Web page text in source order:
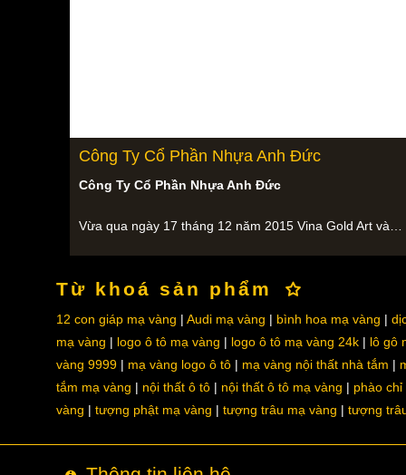
Công Ty Cổ Phần Nhựa Anh Đức
Công Ty Cổ Phần Nhựa Anh Đức
Vừa qua ngày 17 tháng 12 năm 2015 Vina Gold Art và…
Từ khoá sản phẩm
12 con giáp mạ vàng Audi mạ vàng bình hoa mạ vàng
mạ vàng
logo ô tô mạ vàng logo ô tô mạ vàng 24k
lô gô
vàng 9999
mạ vàng logo ô tô mạ vàng nội thất nhà tắm
tắm mạ vàng
nội thất ô tô nội thất ô tô mạ vàng
phào chỉ
vàng
tượng phật mạ vàng tượng trâu mạ vàng tượng